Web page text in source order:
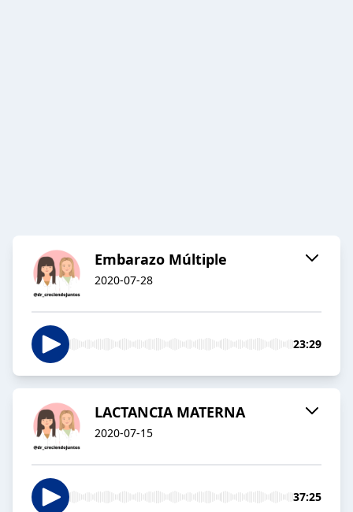
Embarazo Múltiple
2020-07-28
23:29
LACTANCIA MATERNA
2020-07-15
37:25